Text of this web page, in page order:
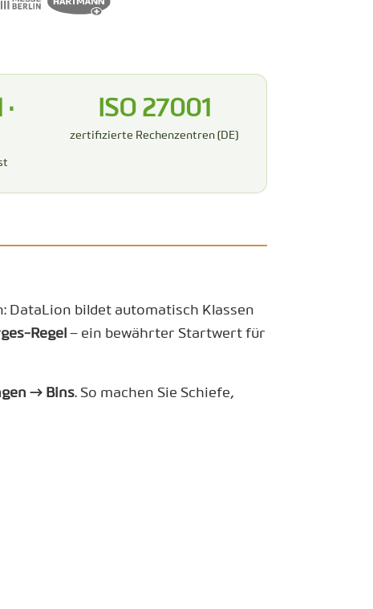
ISO 27001
zertifizierte Rechenzentren (DE)
DataLion bildet automatisch Klassen
Regel – ein bewährter Startwert für
→ Bins. So machen Sie Schiefe,